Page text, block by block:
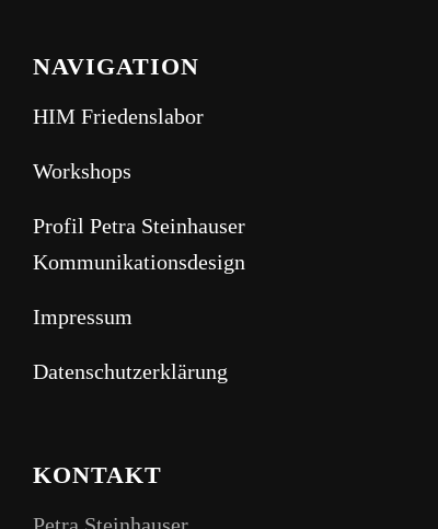
NAVIGATION
HIM Friedenslabor
Workshops
Profil Petra Steinhauser
Kommunikationsdesign
Impressum
Datenschutzerklärung
KONTAKT